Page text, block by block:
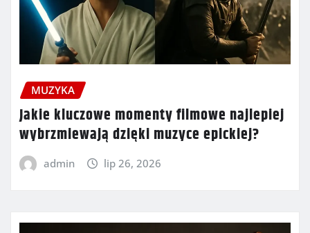
MUZYKA
Jakie kluczowe momenty filmowe najlepiej
wybrzmiewają dzięki muzyce epickiej?
admin lip 26, 2026